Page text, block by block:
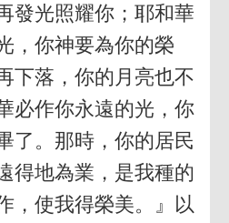
發光照耀你；耶和華
，你神要為你的榮
下落，你的月亮也不
必作你永遠的光，你
了。那時，你的居民
得地為業，是我種的
，使我得榮美。』以